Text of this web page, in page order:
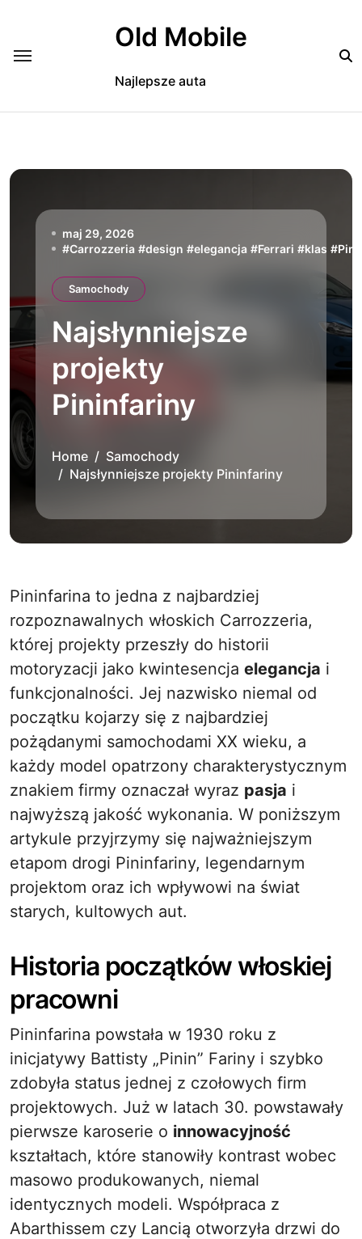
Old Mobile
Najlepsze auta
maj 29, 2026
#Carrozzeria #design #elegancja #Ferrari #klas #
Samochody
Najsłynniejsze
projekty
Pininfariny
Home
Samochody
Najsłynniejsze projekty Pininfariny
Pininfarina to jedna z najbardziej
rozpoznawalnych włoskich Carrozzeria,
której projekty przeszły do historii
motoryzacji jako kwintesencja elegancja i
funkcjonalności. Jej nazwisko niemal od
początku kojarzy się z najbardziej
pożądanymi samochodami XX wieku, a
każdy model opatrzony charakterystycznym
znakiem firmy oznaczał wyraz pasja i
najwyższą jakość wykonania. W poniższym
artykule przyjrzymy się najważniejszym
etapom drogi Pininfariny, legendarnym
projektom oraz ich wpływowi na świat
starych, kultowych aut.
Historia początków włoskiej
pracowni
Pininfarina powstała w 1930 roku z
inicjatywy Battisty „Pinin” Fariny i szybko
zdobyła status jednej z czołowych firm
projektowych. Już w latach 30. powstawały
pierwsze karoserie o innowacyjność
kształtach, które stanowiły kontrast wobec
masowo produkowanych, niemal
identycznych modeli. Współpraca z
Abarthissem czy Lancią otworzyła drzwi do